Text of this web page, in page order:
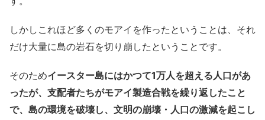
しかしこれほど多くのモアイを作ったということは、それ
だけ大量に島の岩石を切り崩したということです。
そのためイースター島にはかつて1万人を超える人口があ
ったが、支配者たちがモアイ製造合戦を繰り返したこと
で、島の環境を破壊し、文明の崩壊・人口の激減を起こし